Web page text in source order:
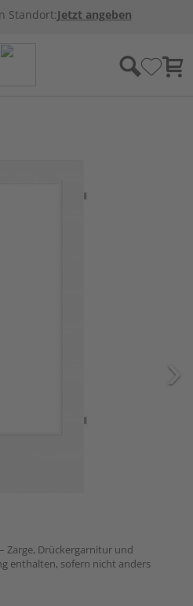
Standort:Jetzt angeben
Zarge, Drückergarnitur und
enthalten, sofern nicht anders